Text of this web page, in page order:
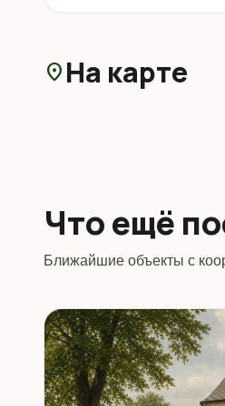
location_on На карте
Что ещё
Ближайшие объекты с